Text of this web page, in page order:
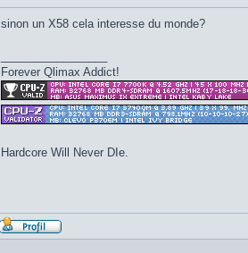
sinon un X58 cela interesse du monde?
Forever Qlimax Addict!
Hardcore Will Never DIe.
Profil